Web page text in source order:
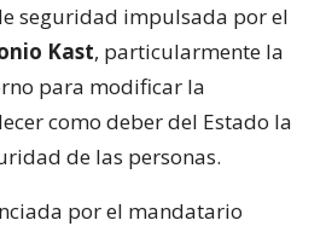
seguridad impulsada por el
Kast, particularmente la
para modificar la
como deber del Estado la
de las personas.
por el mandatario